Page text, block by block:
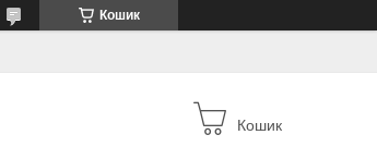
Кошик
Кошик